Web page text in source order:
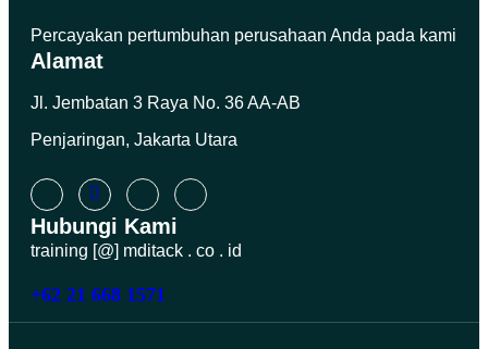
Percayakan pertumbuhan perusahaan Anda pada kami
Alamat
Jl. Jembatan 3 Raya No. 36 AA-AB
Penjaringan, Jakarta Utara
Hubungi Kami
training [@] mditack . co . id
+62 21 668 1571